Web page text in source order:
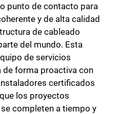
punto de contacto para
y de alta calidad
de cableado
del mundo. Esta
de servicios
de forma proactiva con
certificados
los proyectos
completen a tiempo y